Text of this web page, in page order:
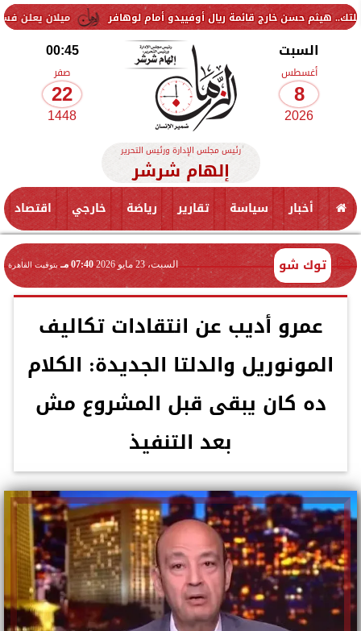
ميلان يعلن فسخ عقد خارج قائمة ريال أوفييدو أمام لوهافر
السبت
أغسطس
8
2026
00:45
صفر
22
1448
رئيس مجلس الإدارة ورئيس التحرير
إلهام شرشر
أخبار سياسة تقارير رياضة خارجي اقتصاد
توك شو السبت، 23 مايو 2026 07:40 مـ بتوقيت القاهرة
عمرو أديب عن انتقادات تكاليف
المونوريل والدلتا الجديدة: الكلام
ده كان يبقى قبل المشروع مش
بعد التنفيذ